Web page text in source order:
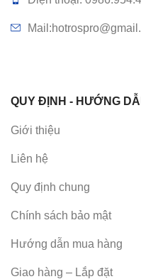
QUY ĐỊNH - HƯỚNG
Giới thiệu
Liên hệ
Quy định chung
Chính sách bảo mật
Hướng dẫn mua hàng
Giao hàng – Lắp đặt